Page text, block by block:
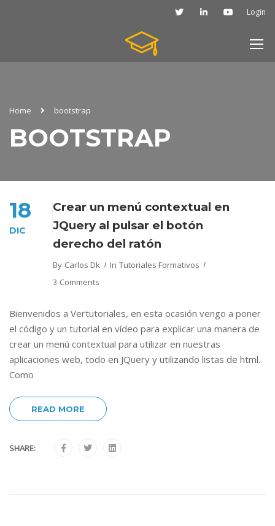
Login
Home bootstrap
BOOTSTRAP
18
DIC
Crear un menú contextual en
JQuery al pulsar el botón
derecho del ratón
By Carlos Dk In Tutoriales Formativos
3 Comments
Bienvenidos a Vertutoriales, en esta ocasión vengo a poner
el código y un tutorial en vídeo para explicar una manera de
crear un menú contextual para utilizar en nuestras
aplicaciones web, todo en JQuery y utilizando listas de html.
Como
READ MORE
SHARE: